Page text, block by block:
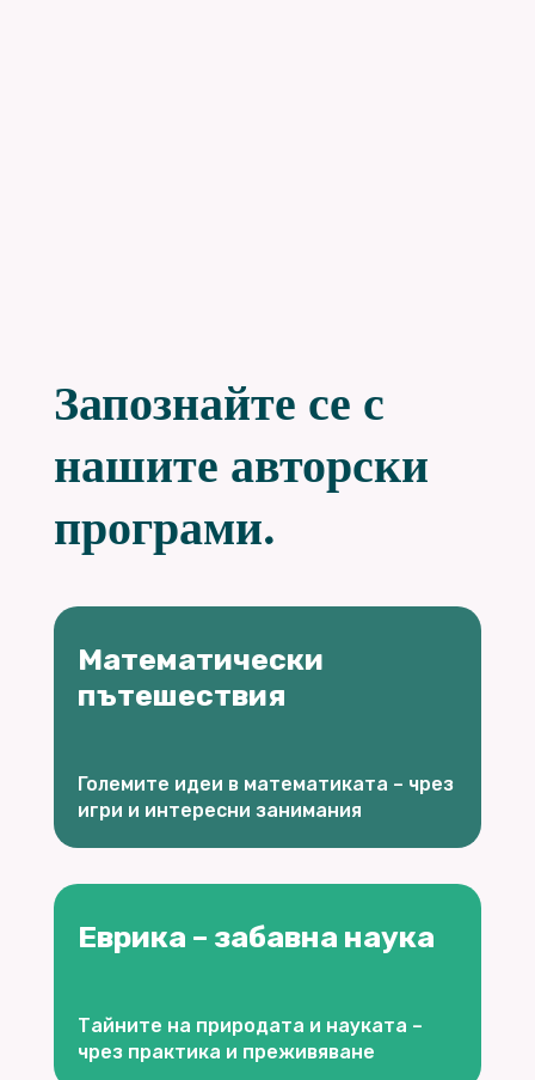
Запознайте се с
нашите авторски
програми.
Математически
пътешествия
Големите идеи в математиката – чрез
игри и интересни занимания
Еврика – забавна наука
Тайните на природата и науката –
чрез практика и преживяване